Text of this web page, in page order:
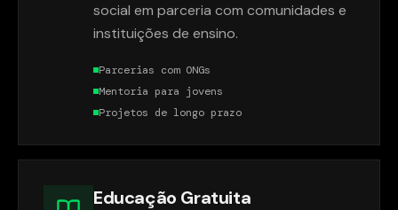
social em parceria com comunidades e
instituições de ensino.
Parcerias com ONGs
Mentoria para jovens
Projetos de longo prazo
Educação Gratuita